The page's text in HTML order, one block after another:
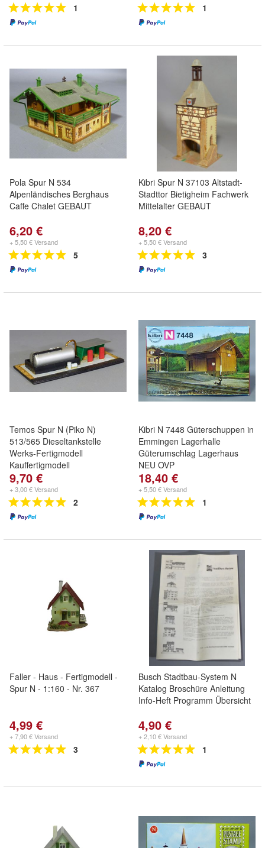
1 1
Pola Spur N 534
Alpenländisches Berghaus
Caffe Chalet GEBAUT
6,20 €
+ 5,50 € Versand
5
Kibri Spur N 37103 Altstadt-
Stadttor Bietigheim Fachwerk
Mittelalter GEBAUT
8,20 €
+ 5,50 € Versand
3
Temos Spur N (Piko N)
513/565 Dieseltankstelle
Werks-Fertigmodell
Kauffertigmodell
9,70 €
+ 3,00 € Versand
2
Kibri N 7448 Güterschuppen in
Emmingen Lagerhalle
Güterumschlag Lagerhaus
NEU OVP
18,40 €
+ 5,50 € Versand
1
Faller - Haus - Fertigmodell -
Spur N - 1:160 - Nr. 367
4,99 €
+ 7,90 € Versand
3
Busch Stadtbau-System N
Katalog Broschüre Anleitung
Info-Heft Programm Übersicht
4,90 €
+ 2,10 € Versand
1